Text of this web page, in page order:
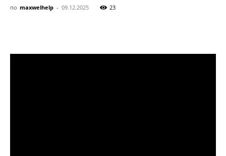
по maxwelhelp - 09.12.2025 23